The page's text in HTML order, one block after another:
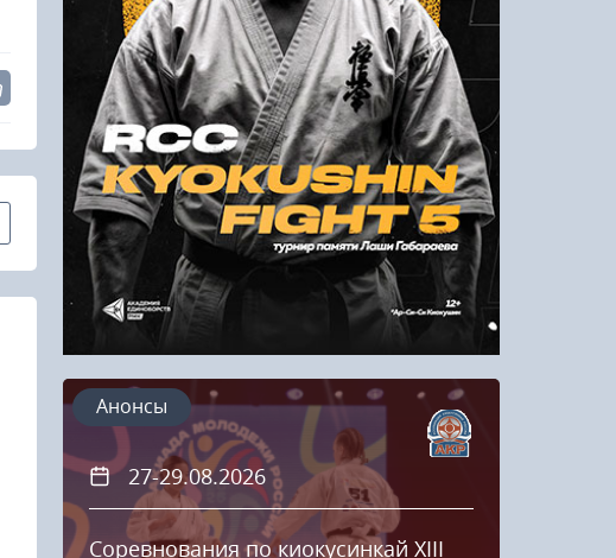
Войти
Напомнить пароль
Регистрация
27-29.08.2026
Соревнования по киокусинкай XIII
Анонсы